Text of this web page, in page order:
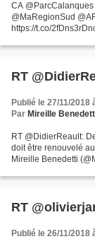
CA
@MaRegionSud
https://t.co/
RT
Publié le 27/11/2018
Par Mireille
RT @DidierReault:
doit être renouvelé
Mireille Benedetti
RT
Publié le 26/11/2018